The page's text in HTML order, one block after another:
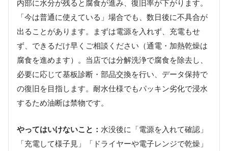
内部に水分が残ると腐食が進み、復旧率が下がります。
「今は普通に使えている」場合でも、数日後に不具合が
出ることがあります。まずは電源を入れず、充電もせ
ず、できるだけ早くご相談ください（通電・加熱乾燥は
腐食を進めます）。当店では分解洗浄で腐食を除去し、
必要に応じて基板診断・部品交換を行い、データ保持で
の復旧を目指します。耐水仕様でもパッキン劣化で浸水
するため油断は禁物です。
やってはいけないこと： 水没後に「電源を入れて確認」
「充電して様子見」「ドライヤーや電子レンジで乾燥」